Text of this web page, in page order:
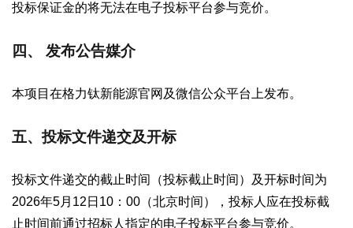
投标保证金的将无法在电子投标平台参与竞价。
四、 发布公告媒介
本项目在格力钛新能源官网及微信公众平台上发布。
五、投标文件递交及开标
投标文件递交的截止时间（投标截止时间）及开标时间为
2026年5月 12 日 10 ： 00 （北京时间），投标人应在投标截
止时间前通过招标人指定的电子投标平台参与竞价。